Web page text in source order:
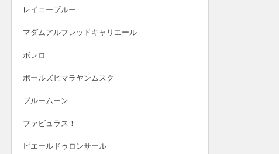
レイニーブルー
マダムアルフレッドキャリエール
ボレロ
ポールズヒマラヤンムスク
ブルームーン
ファビュラス！
ピエールドゥロンサール